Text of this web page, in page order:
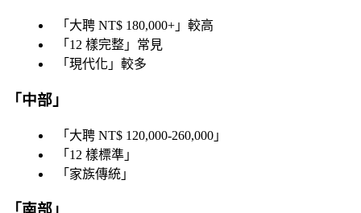
「 大聘 NT$ 180,000+ 」較高
「 12 樣完整 」常見
「 現代化 」較多
「 中部 」
「 大聘 NT$ 120,000-260,000 」
「 12 樣標準 」
「 家族傳統 」